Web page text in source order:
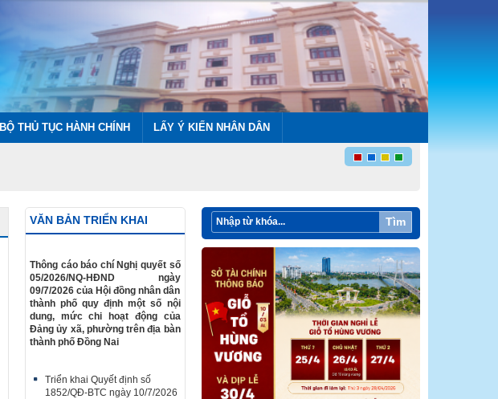
BỘ THỦ TỤC HÀNH CHÍNH LẤY Ý KIẾN NHÂN DÂN
Tìm
VĂN BẢN TRIỂN KHAI
​Thông cáo báo chí Nghị quyết số
05/2026/NQ-HĐND ngày
09/7/2026 của Hội đồng nhân dân
thành phố quy định một số nội
dung, mức chi hoạt động của
Đảng ủy xã, phường trên địa bàn
thành phố Đồng Nai
Triển khai Quyết định số
1852/QĐ-BTC ngày 10/7/2026